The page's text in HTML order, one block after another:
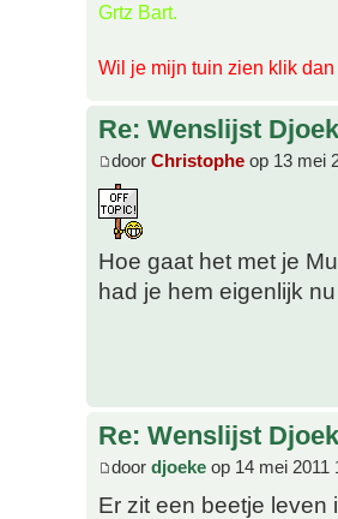
Grtz Bart.
Wil je mijn tuin zien klik dan
Re: Wenslijst
door Christophe op 13 mei
Hoe gaat het met je
had je hem eigenlijk
Re: Wenslijst
door djoeke op 14 mei 2011
Er zit een beetje leven